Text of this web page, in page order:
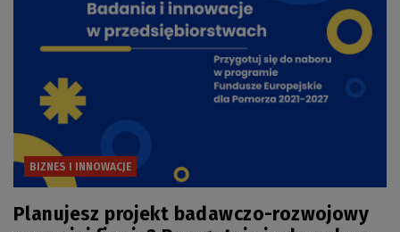
BIZNES I INNOWACJE
Planujesz projekt badawczo-rozwojowy